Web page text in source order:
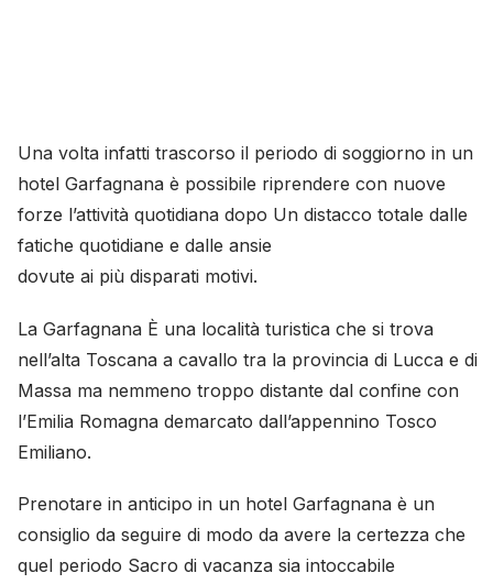
Una volta infatti trascorso il periodo di soggiorno in un
hotel Garfagnana è possibile riprendere con nuove
forze l’attività quotidiana dopo Un distacco totale dalle
fatiche quotidiane e dalle ansie
dovute ai più disparati motivi.
La Garfagnana È una località turistica che si trova
nell’alta Toscana a cavallo tra la provincia di Lucca e di
Massa ma nemmeno troppo distante dal confine con
l’Emilia Romagna demarcato dall’appennino Tosco
Emiliano.
Prenotare in anticipo in un hotel Garfagnana è un
consiglio da seguire di modo da avere la certezza che
quel periodo Sacro di vacanza sia intoccabile